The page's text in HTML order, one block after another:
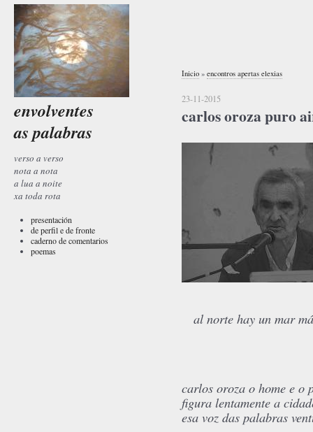
envolventes
as palabras
verso a verso
nota a nota
a lua a noite
xa toda rota
presentación
de perfil e de fronte
caderno de comentarios
poemas
Inicio » encontros apertas elexias
23-11-2015
carlos oroza puro
al norte hay un mar
carlos oroza o home e o
figura lentamente a
esa voz das palabras